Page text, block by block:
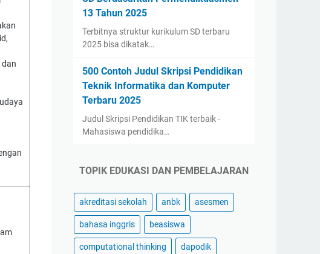
13 Tahun 2025
Terbitnya struktur kurikulum SD terbaru
2025 bisa dikatak…
500 Contoh Judul Skripsi Pendidikan
Teknik Informatika dan Komputer
Terbaru 2025
Judul Skripsi Pendidikan TIK terbaik -
Mahasiswa pendidika…
TOPIK EDUKASI DAN PEMBELAJARAN
akreditasi sekolah anbk asesmen
bahasa inggris beasiswa
computational thinking dapodik